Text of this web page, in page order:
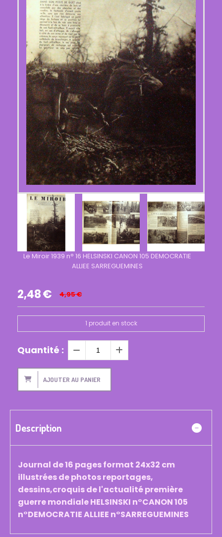
Le Miroir 1939 n° 16 HELSINSKI CANON 105 DEMOCRATIE
ALLIEE SARREGUEMINES
2,48€ 4,95€
1 produit en stock
Quantité :
AJOUTER AU PANIER
Description
Journal de 16 pages format 24x32 cm
illustrées de photos reportages,
dessins,croquis de l'actualité première
guerre mondiale HELSINSKI n°CANON 105
n°DEMOCRATIE ALLIEE n°SARREGUEMINES